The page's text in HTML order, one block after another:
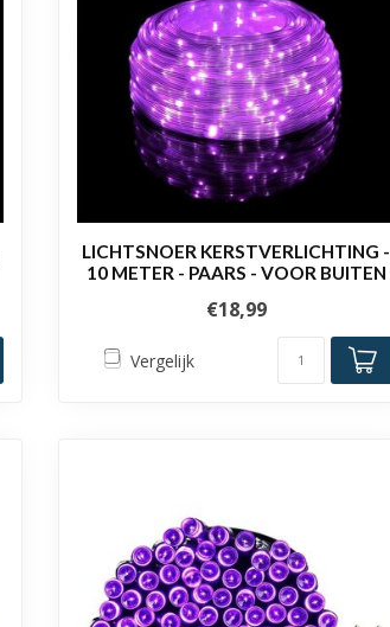
LICHTSNOER KERSTVERLICHTING -
10 METER - PAARS - VOOR BUITEN
€18,99
Vergelijk